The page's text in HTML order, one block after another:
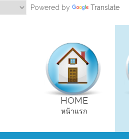
Powered by Translate
HOME
หน้าแรก